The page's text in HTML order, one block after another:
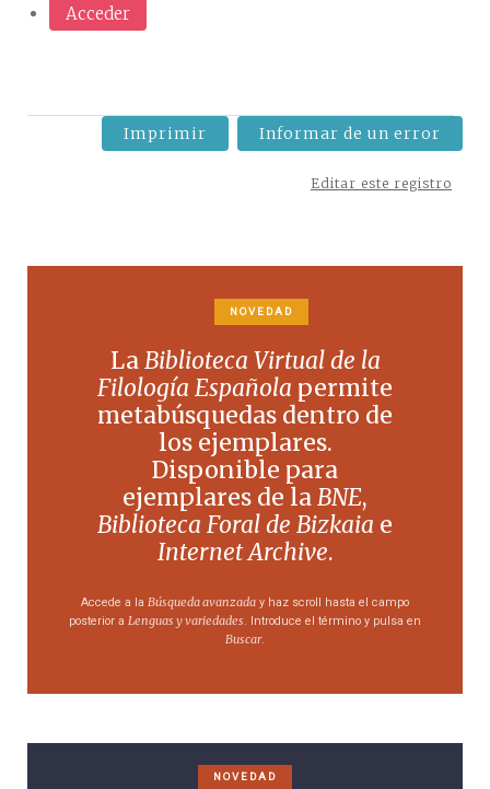
Acceder
Imprimir Informar de un error
Editar este registro
NOVEDAD
LaBiblioteca Virtual de la
Filología Española permite
metabúsquedas dentro de
los ejemplares.
Disponible para
ejemplares de laBNE,
Biblioteca Foral de Bizkaia e
Internet Archive.
Accede a la Búsqueda avanzada y haz scroll hasta el campo
posterior a Lenguas y variedades . Introduce el término y pulsa en
Buscar.
NOVEDAD